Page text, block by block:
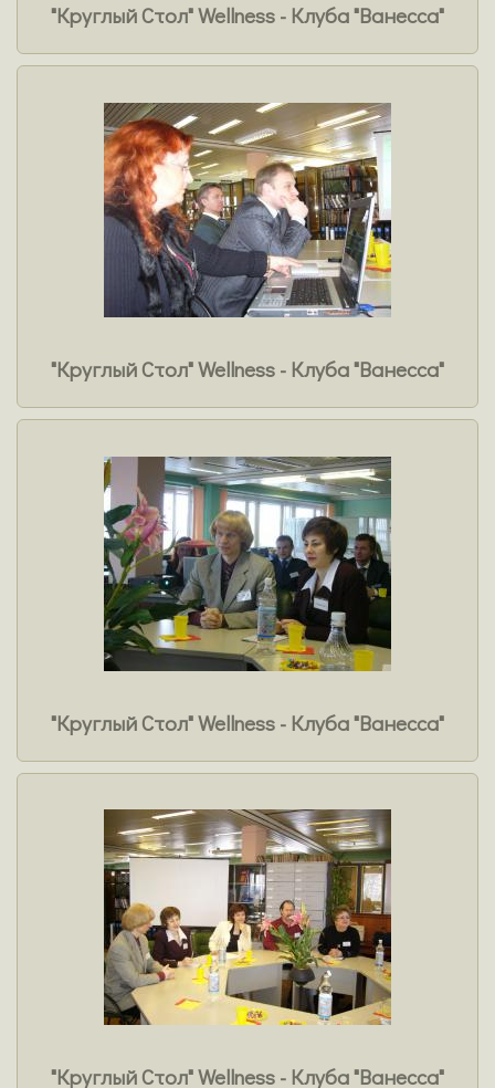
"Круглый Стол" Wellness - Клуба "Ванесса"
"Круглый Стол" Wellness - Клуба "Ванесса"
"Круглый Стол" Wellness - Клуба "Ванесса"
"Круглый Стол" Wellness - Клуба "Ванесса"